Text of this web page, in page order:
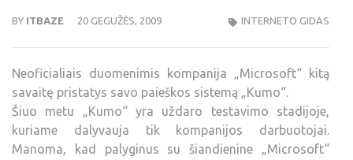
BY ITBAZE 20 GEGUŽĖS, 2009 INTERNETO GIDAS
Neoficialiais duomenimis kompanija „Microsoft“ kitą
savaitę pristatys savo paieškos sistemą „Kumo“.
Šiuo metu „Kumo“ yra uždaro testavimo stadijoje,
kuriame dalyvauja tik kompanijos darbuotojai.
Manoma, kad palyginus su šiandienine „Microsoft“